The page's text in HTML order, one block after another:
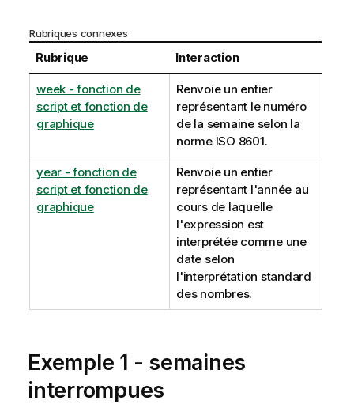
Rubriques connexes
Rubrique Interaction
week - fonction de
script et fonction de
graphique
Renvoie un entier
représentant le numéro
de la semaine selon la
norme ISO 8601.
year - fonction de
script et fonction de
graphique
Renvoie un entier
représentant l'année au
cours de laquelle
l'expression est
interprétée comme une
date selon
l'interprétation standard
des nombres.
Exemple 1 - semaines
interrompues